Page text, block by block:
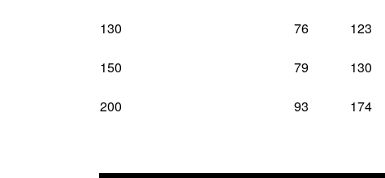
130 76 123
150 79 130
200 93 174